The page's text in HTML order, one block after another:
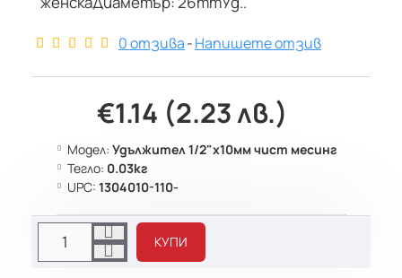
0 отзива-Напишете отзив
€1.14 (2.23 лв.)
Модел: Удължител 1/2"х10мм чист месинг
Тегло: 0.03кг
UPC: 1304010-110-
КУПИ